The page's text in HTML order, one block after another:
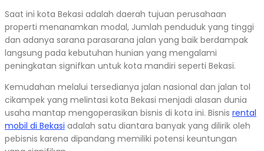
Saat ini kota Bekasi adalah daerah tujuan perusahaan
properti menanamkan modal, Jumlah penduduk yang tinggi
dan adanya sarana parasarana jalan yang baik berdampak
langsung pada kebutuhan hunian yang mengalami
peningkatan signifkan untuk kota mandiri seperti Bekasi.
Kemudahan melalui tersedianya jalan nasional dan jalan tol
cikampek yang melintasi kota Bekasi menjadi alasan dunia
usaha mantap mengoperasikan bisnis di kota ini. Bisnis rental
mobil di Bekasi adalah satu diantara banyak yang dilirik oleh
pebisnis karena dipandang memiliki potensi keuntungan